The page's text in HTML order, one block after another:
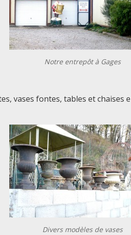
Notre entrepôt à Gages
vases fontes, tables et chaises
Divers modèles de vases